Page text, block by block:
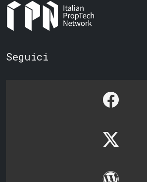
Seguici